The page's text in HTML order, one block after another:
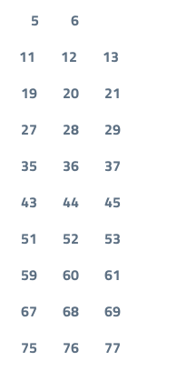
5
6
11 12
13
19 20
21
27 28
29
35 36
37
43 44
45
51 52
53
59 60
61
67 68
69
75 76
77